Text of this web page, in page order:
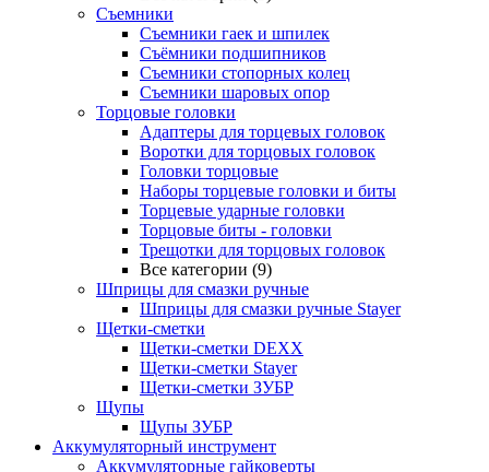
Съемники
Съемники гаек и шпилек
Съёмники подшипников
Съемники стопорных колец
Съемники шаровых опор
Торцовые головки
Адаптеры для торцевых головок
Воротки для торцовых головок
Головки торцовые
Наборы торцевые головки и биты
Торцевые ударные головки
Торцовые биты - головки
Трещотки для торцовых головок
Все категории (9)
Шприцы для смазки ручные
Шприцы для смазки ручные Stayer
Щетки-сметки
Щетки-сметки DEXX
Щетки-сметки Stayer
Щетки-сметки ЗУБР
Щупы
Щупы ЗУБР
Аккумуляторный инструмент
Аккумуляторные гайковерты